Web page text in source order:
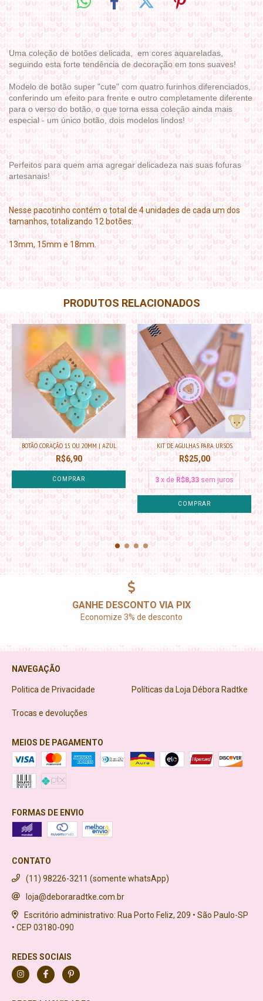
Uma coleção de botões delicada, em cores aquareladas,
seguindo esta forte tendência de decoração em tons suaves!
Modelo de botão super "cute" com quatro furinhos diferenciados,
conferindo um efeito para frente e outro completamente diferente
para o verso do botão, o que torna essa coleção ainda mais
especial - um único botão, dois modelos lindos!
Perfeitos para quem ama agregar delicadeza nas suas fofuras
artesanais!
Nesse pacotinho contém o total de 4 unidades de cada um dos
tamanhos, totalizando 12 botões:
13mm, 15mm e 18mm.
PRODUTOS RELACIONADOS
BOTÃO CORAÇÃO 15 OU 20MM | AZUL
R$6,90
COMPRAR
KIT DE AGULHAS PARA URSOS
R$25,00
3 x de R$8,33 sem juros
GANHE DESCONTO VIA PIX
Economize 3% de desconto
NAVEGAÇÃO
Politica de Privacidade Políticas da Loja Débora Radtke
Trocas e devoluções
MEIOS DE PAGAMENTO
FORMAS DE ENVIO
CONTATO
(11) 98226-3211 (somente whatsApp)
loja@deboraradtke.com.br
Escritório administrativo: Rua Porto Feliz, 209 • São Paulo-SP
• CEP 03180-090
REDES SOCIAIS